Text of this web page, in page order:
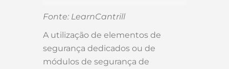
Fonte: LearnCantrill
A utilização de elementos de
segurança dedicados ou de
módulos de segurança de